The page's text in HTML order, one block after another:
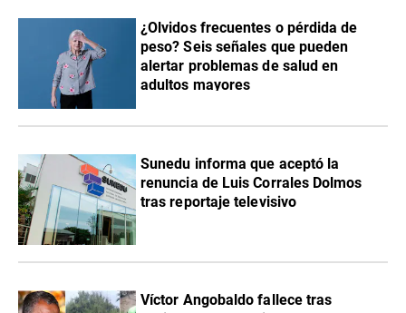
¿Olvidos frecuentes o pérdida de
peso? Seis señales que pueden
alertar problemas de salud en
adultos mayores
Sunedu informa que aceptó la
renuncia de Luis Corrales Dolmos
tras reportaje televisivo
Víctor Angobaldo fallece tras